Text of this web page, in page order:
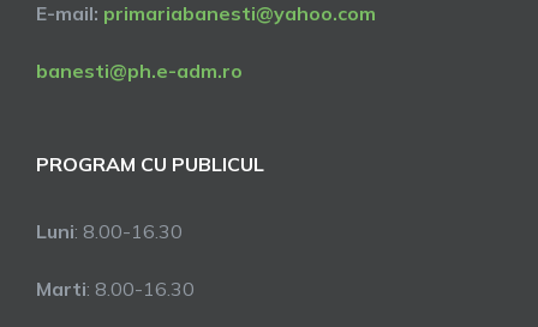
E-mail: primariabanesti@yahoo.com
banesti@ph.e-adm.ro
PROGRAM CU PUBLICUL
Luni: 8.00-16.30
Marti: 8.00-16.30